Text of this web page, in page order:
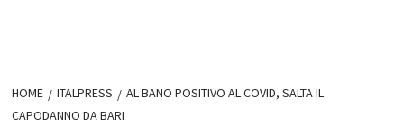
HOME ITALPRESS
AL BANO POSITIVO AL COVID, SALTA IL
CAPODANNO DA BARI